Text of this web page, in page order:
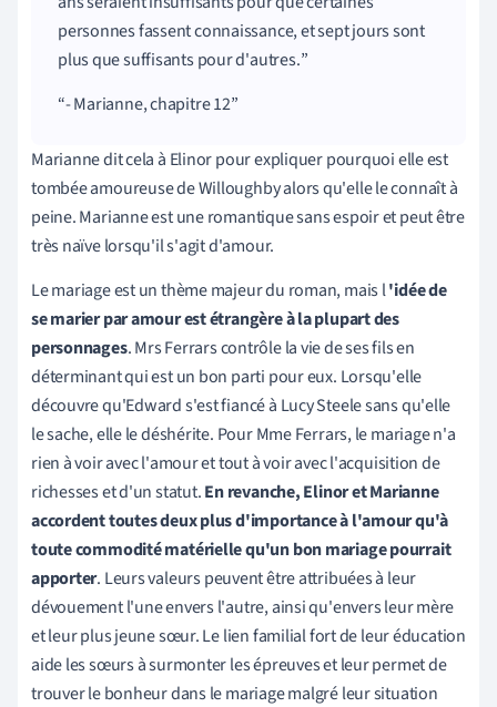
personnes fassent connaissance, et sept jours sont
plus que suffisants pour d'autres.
- Marianne, chapitre 12
Marianne dit cela à Elinor pour expliquer pourquoi elle est
tombée amoureuse de Willoughby alors qu'elle le connaît à
peine. Marianne est une romantique sans espoir et peut être
très naïve lorsqu'il s'agit d'amour.
Le mariage est un thème majeur du roman, mais l'idée de
se marier par amour est étrangère à la plupart des
personnages. Mrs Ferrars contrôle la vie de ses fils en
déterminant qui est un bon parti pour eux. Lorsqu'elle
découvre qu'Edward s'est fiancé à Lucy Steele sans qu'elle
le sache, elle le déshérite. Pour Mme Ferrars, le mariage n'a
rien à voir avec l'amour et tout à voir avec l'acquisition de
richesses et d'un statut.En revanche, Elinor et Marianne
accordent toutes deux plus d'importance à l'amour qu'à
toute commodité matérielle qu'un bon mariage pourrait
apporter. Leurs valeurs peuvent être attribuées à leur
dévouement l'une envers l'autre, ainsi qu'envers leur mère
et leur plus jeune sœur. Le lien familial fort de leur éducation
aide les sœurs à surmonter les épreuves et leur permet de
trouver le bonheur dans le mariage malgré leur situation